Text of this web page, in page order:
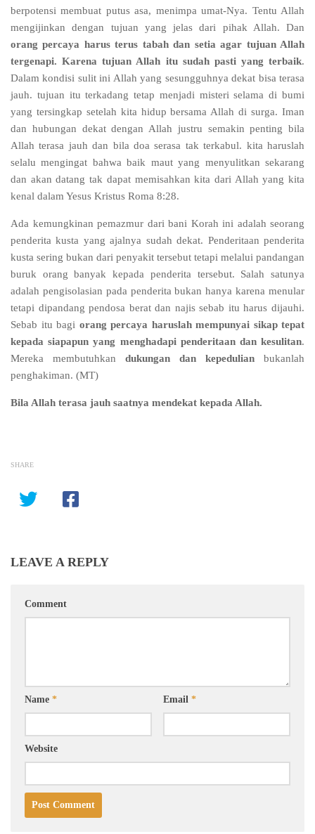
berpotensi membuat putus asa, menimpa umat-Nya. Tentu Allah
mengijinkan dengan tujuan yang jelas dari pihak Allah. Dan
orang percaya harus terus tabah dan setia agar tujuan Allah
tergenapi. Karena tujuan Allah itu sudah pasti yang terbaik.
Dalam kondisi sulit ini Allah yang sesungguhnya dekat bisa terasa
jauh. tujuan itu terkadang tetap menjadi misteri selama di bumi
yang tersingkap setelah kita hidup bersama Allah di surga. Iman
dan hubungan dekat dengan Allah justru semakin penting bila
Allah terasa jauh dan bila doa serasa tak terkabul. kita haruslah
selalu mengingat bahwa baik maut yang menyulitkan sekarang
dan akan datang tak dapat memisahkan kita dari Allah yang kita
kenal dalam Yesus Kristus Roma 8:28.
Ada kemungkinan pemazmur dari bani Korah ini adalah seorang
penderita kusta yang ajalnya sudah dekat. Penderitaan penderita
kusta sering bukan dari penyakit tersebut tetapi melalui pandangan
buruk orang banyak kepada penderita tersebut. Salah satunya
adalah pengisolasian pada penderita bukan hanya karena menular
tetapi dipandang pendosa berat dan najis sebab itu harus dijauhi.
Sebab itu bagi orang percaya haruslah mempunyai sikap tepat
kepada siapapun yang menghadapi penderitaan dan kesulitan.
Mereka membutuhkan dukungan dan kepedulian bukanlah
penghakiman. (MT)
Bila Allah terasa jauh saatnya mendekat kepada Allah.
SHARE
LEAVE A REPLY
Comment
Name * Email *
Website